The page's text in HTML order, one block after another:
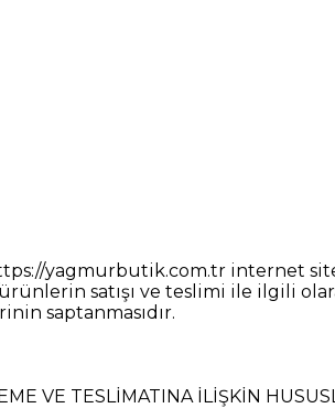
yagmurbutik.com.tr internet
satışı ve teslimi ile ilgili
saptanmasıdır.
VE TESLİMATINA İLİŞKİN